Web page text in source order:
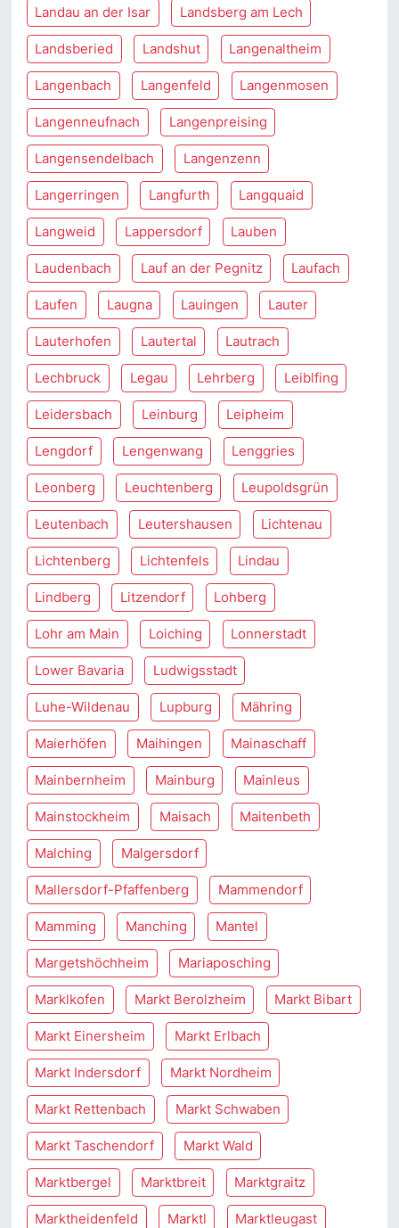
Landau an der Isar Landsberg am Lech
Landsberied Landshut Langenaltheim
Langenbach Langenfeld Langenmosen
Langenneufnach Langenpreising
Langensendelbach Langenzenn
Langerringen Langfurth Langquaid
Langweid Lappersdorf Lauben
Laudenbach Lauf an der Pegnitz Laufach
Laufen Laugna Lauingen Lauter
Lauterhofen Lautertal Lautrach
Lechbruck Legau Lehrberg Leiblfing
Leidersbach Leinburg Leipheim
Lengdorf Lengenwang Lenggries
Leonberg Leuchtenberg Leupoldsgrün
Leutenbach Leutershausen Lichtenau
Lichtenberg Lichtenfels Lindau
Lindberg Litzendorf Lohberg
Lohr am Main Loiching Lonnerstadt
Lower Bavaria Ludwigsstadt
Luhe-Wildenau Lupburg Mähring
Maierhöfen Maihingen Mainaschaff
Mainbernheim Mainburg Mainleus
Mainstockheim Maisach Maitenbeth
Malching Malgersdorf
Mallersdorf-Pfaffenberg Mammendorf
Mamming Manching Mantel
Margetshöchheim Mariaposching
Marklkofen Markt Berolzheim Markt Bibart
Markt Einersheim Markt Erlbach
Markt Indersdorf Markt Nordheim
Markt Rettenbach Markt Schwaben
Markt Taschendorf Markt Wald
Marktbergel Marktbreit Marktgraitz
Marktheidenfeld Marktl Marktleugast